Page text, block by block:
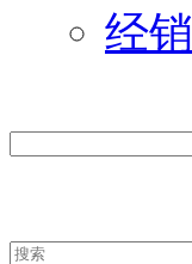
经